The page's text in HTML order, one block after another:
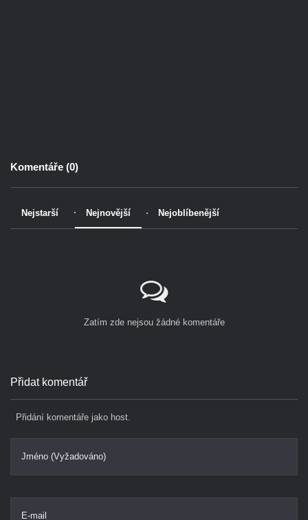
Komentáře (0)
Nejstarší Nejnovější Nejoblíbenější
Zatím zde nejsou žádné komentáře
Přidat komentář
Přidání komentáře jako host.
Jméno (Vyžadováno)
E-mail